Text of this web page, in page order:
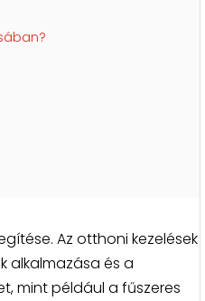
Az otthoni kezelések
alkalmazása és a
mint például a fűszeres